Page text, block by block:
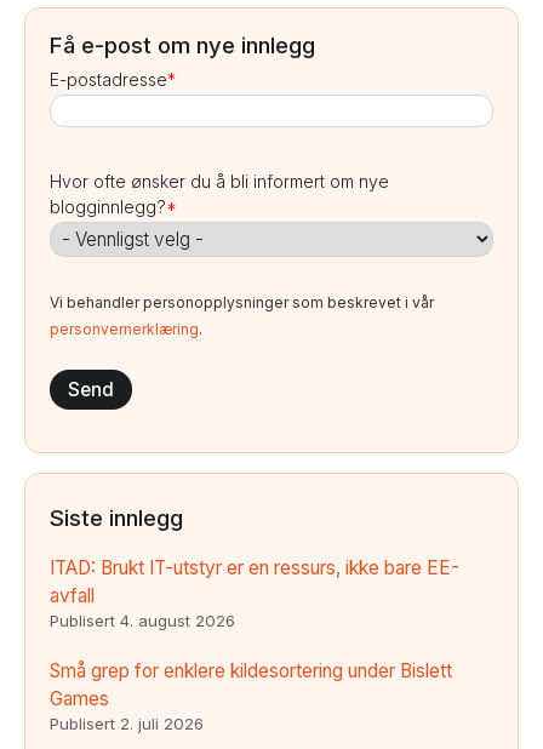
Få e-post om nye innlegg
E-postadresse*
Hvor ofte ønsker du å bli informert om nye
blogginnlegg?*
Vi behandler personopplysninger som beskrevet i vår
personvernerklæring.
Siste innlegg
ITAD: Brukt IT-utstyr er en ressurs, ikke bare EE-
avfall
Publisert 4. august 2026
Små grep for enklere kildesortering under Bislett
Games
Publisert 2. juli 2026